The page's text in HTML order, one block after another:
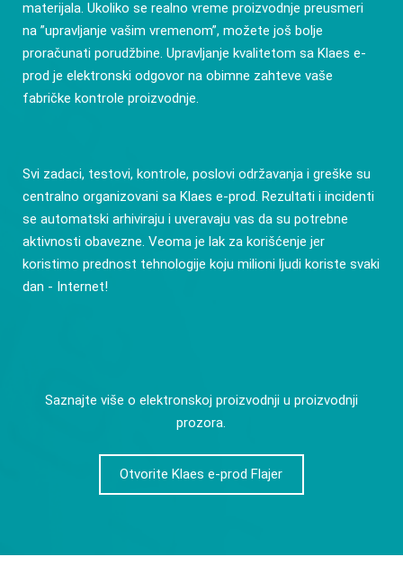
materijala. Ukoliko se realno vreme proizvodnje preusmeri
na ”upravljanje vašim vremenom”, možete još bolje
proračunati porudžbine. Upravljanje kvalitetom sa Klaes e-
prod je elektronski odgovor na obimne zahteve vaše
fabričke kontrole proizvodnje.
Svi zadaci, testovi, kontrole, poslovi održavanja i greške su
centralno organizovani sa Klaes e-prod. Rezultati i incidenti
se automatski arhiviraju i uveravaju vas da su potrebne
aktivnosti obavezne. Veoma je lak za korišćenje jer
koristimo prednost tehnologije koju milioni ljudi koriste svaki
dan - Internet!
Saznajte više o elektronskoj proizvodnji u proizvodnji
prozora.
Otvorite Klaes e-prod Flajer